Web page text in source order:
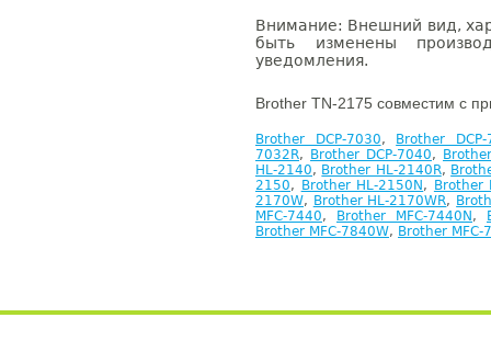
Внимание: Внешний вид,
быть изменены
уведомления.
Brother TN-2175 совместим с
Brother DCP-7030,
Brother DCP-
7032R, Brother DCP-7040,
HL-2140, Brother HL-2140R,
2150, Brother HL-2150N ,
Brother
2170W, Brother HL-2170WR,
MFC-7440, Brother MFC-7440N ,
Brother MFC-7840W, Brother MFC-